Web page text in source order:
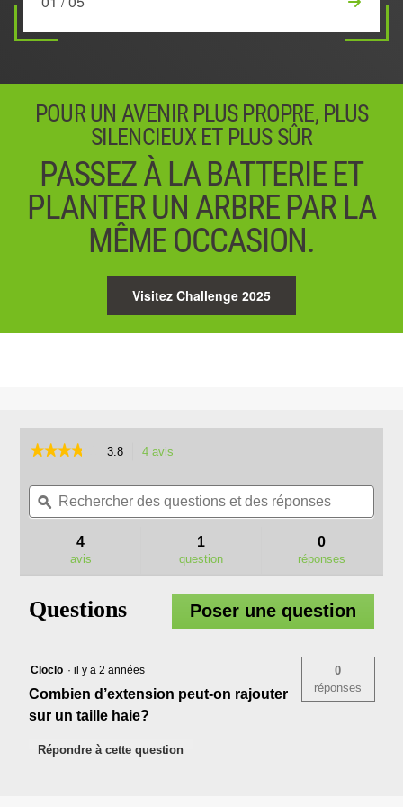
POUR UN AVENIR PLUS PROPRE, PLUS
SILENCIEUX ET PLUS SÛR
PASSEZ À LA BATTERIE ET
PLANTER UN ARBRE PAR LA
MÊME OCCASION.
Visitez Challenge 2025
★★★★★
★★★★★
5
les
avis
TAILLE
X
3.8 4 avis
vous
redirigera
vers
avis.
Rechercher
des
questions
ϙ
4
avis
1
question
0
réponses
Questions Poser une question
Cloclo · il y a 2 années
Combien d’extension peut-on rajouter
sur un taille haie?
0
réponses
Répondre à cette question